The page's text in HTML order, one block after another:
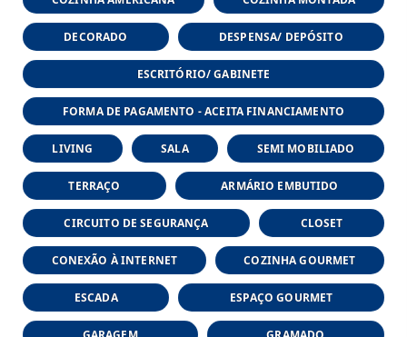
DECORADO DESPENSA/ DEPÓSITO
ESCRITÓRIO/ GABINETE
FORMA DE PAGAMENTO - ACEITA FINANCIAMENTO
LIVING SALA SEMI MOBILIADO
TERRAÇO ARMÁRIO EMBUTIDO
CIRCUITO DE SEGURANÇA CLOSET
CONEXÃO À INTERNET COZINHA GOURMET
ESCADA ESPAÇO GOURMET